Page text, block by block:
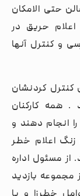
حتی الامکان
حریق در
و کنترل آنها
کنترل کردنشان
. همه کارکنان
انجام دهند و
زنگ اعلام خطر
از مسئول اداره
بازدید